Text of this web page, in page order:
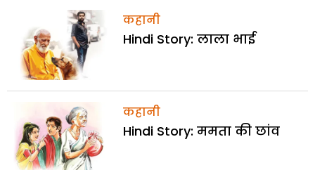
कहानी
Hindi Story: लाला भाई
कहानी
Hindi Story: ममता की छांव